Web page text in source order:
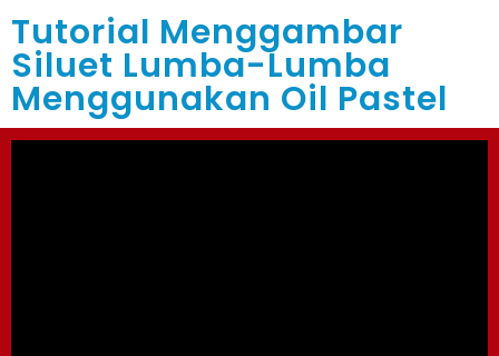
Tutorial Menggambar
Siluet Lumba-Lumba
Menggunakan Oil Pastel